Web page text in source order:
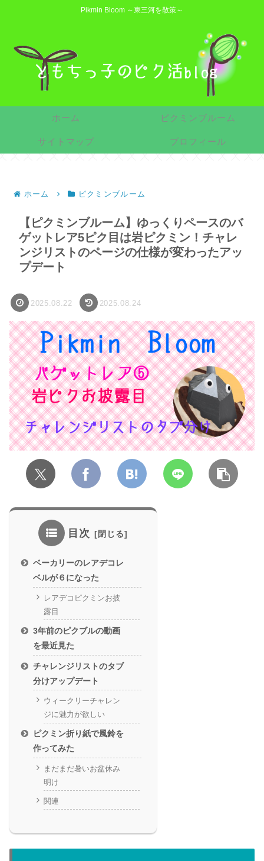
Pikmin Bloom ～東三河を散策～
ホーム ピクミンブルーム
サイトマップ プロフィール
ホーム ピクミンブルーム
【ピクミンブルーム】ゆっくりペースのバ
ゲットレア5ピク目は岩ピクミン！チャレ
ンジリストのページの仕様が変わったアッ
プデート
2025.08.22 2025.08.24
目次
ベーカリーのレアデコレ
ベルが６になった
レアデコピクミンお披
露目
3年前のピクブルの動画
を最近見た
チャレンジリストのタブ
分けアップデート
ウィークリーチャレン
ジに魅力が欲しい
ピクミン折り紙で風鈴を
作ってみた
まだまだ暑いお盆休み
明け
関連